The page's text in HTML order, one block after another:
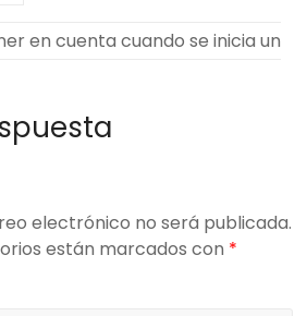
en cuenta cuando se inicia un
electrónico no será publicada.
están marcados con *